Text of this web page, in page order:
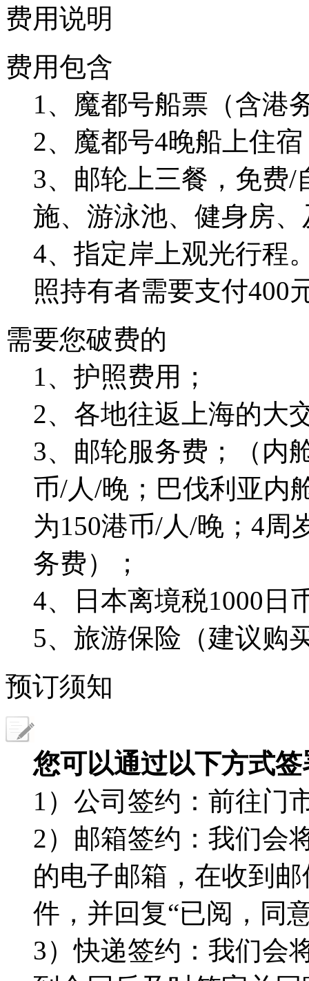
费用说明
费用包含
1、魔都号船票（含港
2、魔都号4晚船上住宿
3、邮轮上三餐，免费
施、游泳池、健身房
4、指定岸上观光行程
照持有者需要支付400
需要您破费的
1、护照费用；
2、各地往返上海的大
3、邮轮服务费；（内
币/人/晚；巴伐利亚内
为150港币/人/晚；4周
务费）；
4、日本离境税1000日
5、旅游保险（建议购
预订须知
您可以通过以下方式
1）公司签约：前往门
2）邮箱签约：我们会
的电子邮箱，在收到
件，并回复“已阅，同
3）快递签约：我们会